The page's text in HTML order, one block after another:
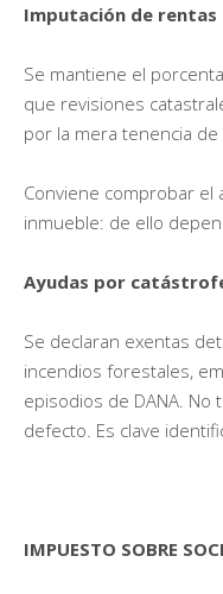
Imputación de rentas
Se mantiene el
que revisiones
por la mera tenencia
Conviene comprobar el
inmueble: de ello
Ayudas por
Se declaran exentas
incendios forestales,
episodios de DANA.
defecto. Es clave
IMPUESTO SOBRE